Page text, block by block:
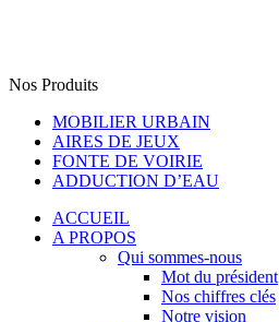
Nos Produits
MOBILIER URBAIN
AIRES DE JEUX
FONTE DE VOIRIE
ADDUCTION D’EAU
ACCUEIL
A PROPOS
Qui sommes-nous
Mot du président
Nos chiffres clés
Notre vision